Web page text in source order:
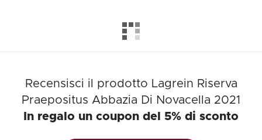
Recensisci il prodotto Lagrein Riserva
Praepositus Abbazia Di Novacella 2021
In regalo un coupon del 5% di sconto